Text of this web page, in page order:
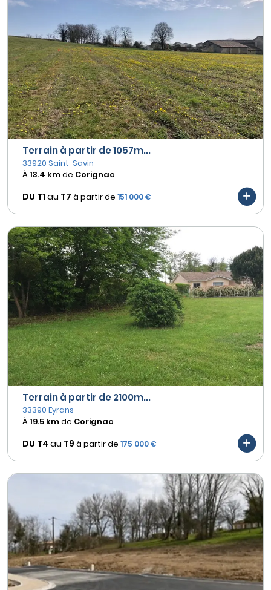
Terrain à partir de 1057m...
33920 Saint-Savin
À13.4 kmde Corignac
DU T1 au T7 à partir de 151 000 €
Terrain à partir de 2100m...
33390 Eyrans
À19.5 kmde Corignac
DU T4 au T9 à partir de 175 000 €